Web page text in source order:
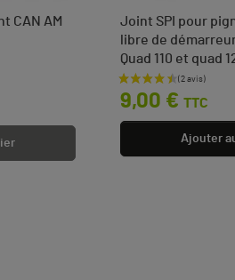
CAN AM
Joint SPI pour
libre de
Quad 110 et quad
Prix
9,00 € TTC
Ajouter